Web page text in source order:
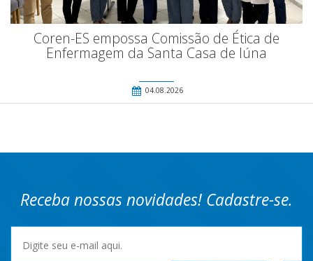
Coren-ES empossa Comissão de Ética de
Enfermagem da Santa Casa de Iúna
04.08.2026
Receba nossas novidades! Cadastre-se.